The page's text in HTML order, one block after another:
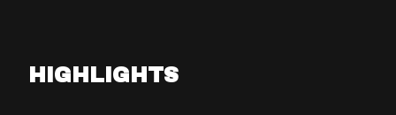
HIGHLIGHTS